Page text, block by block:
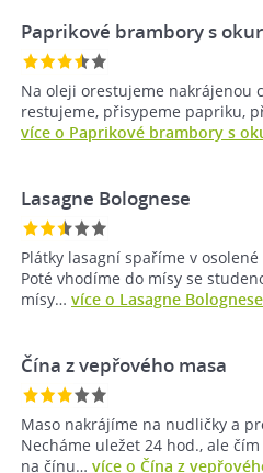
Paprikové brambory s
Na oleji orestujeme nakrájenou
restujeme, přisypeme papriku,
více o Paprikové brambory s
Lasagne Bolognese
Plátky lasagní spaříme v
Poté vhodíme do mísy se
mísy… více o Lasagne Bolognese
Čína z vepřového masa
Maso nakrájíme na nudličky a
Necháme uležet 24 hod., ale
na čínu… více o Čína z